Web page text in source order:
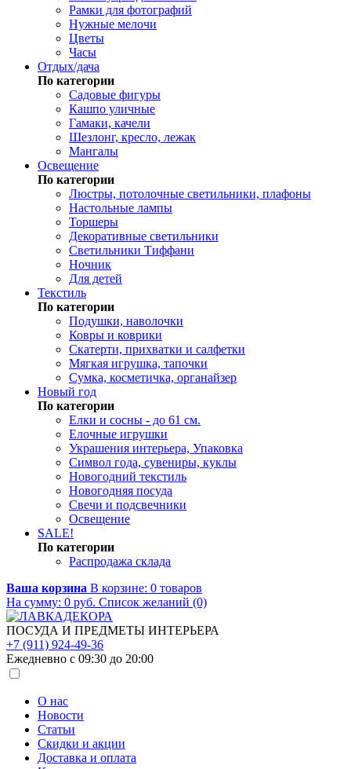
Рамки для фотографий
Нужные мелочи
Цветы
Часы
Отдых/дача
По категории
Садовые фигуры
Кашпо уличные
Гамаки, качели
Шезлонг, кресло, лежак
Мангалы
Освещение
По категории
Люстры, потолочные светильники, плафоны
Настольные лампы
Торшеры
Декоративные светильники
Светильники Тиффани
Ночник
Для детей
Текстиль
По категории
Подушки, наволочки
Ковры и коврики
Скатерти, прихватки и салфетки
Мягкая игрушка, тапочки
Сумка, косметичка, органайзер
Новый год
По категории
Елки и сосны - до 61 см.
Елочные игрушки
Украшения интерьера, Упаковка
Символ года, сувениры, куклы
Новогодний текстиль
Новогодняя посуда
Свечи и подсвечники
Освещение
SALE!
По категории
Распродажа склада
Ваша корзина В корзине: 0 товаров
На сумму: 0 руб. Список желаний (0)
ПОСУДА И ПРЕДМЕТЫ ИНТЕРЬЕРА
+7 (911) 924-49-36
Ежедневно с 09:30 до 20:00
О нас
Новости
Статьи
Скидки и акции
Доставка и оплата